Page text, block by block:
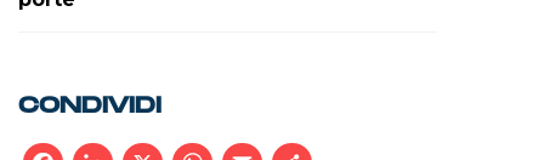
CONDIVIDI